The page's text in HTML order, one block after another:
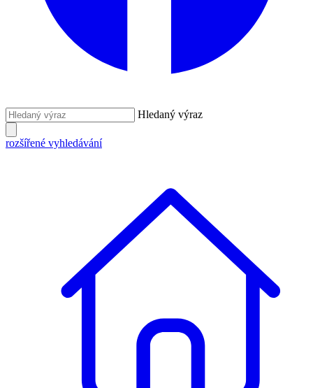
Hledaný výraz
rozšířené vyhledávání